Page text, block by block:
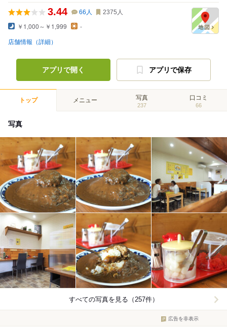
3.44 66 人 2375 人
￥1,000～￥1,999 -
店舗情報（詳細）
アプリで開く アプリで保存
トップ メニュー 写真
237
口コミ
66
写真
すべての写真を見る（257件）
広告を非表示